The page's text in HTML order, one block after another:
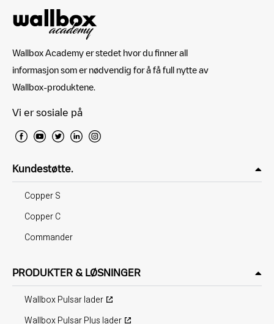
Wallbox Academy er stedet hvor du finner all
informasjon som er nødvendig for å få full nytte av
Wallbox-produktene.
Vi er sosiale på
Kundestøtte.
Copper S
Copper C
Commander
PRODUKTER & LØSNINGER
Wallbox Pulsar lader
Wallbox Pulsar Plus lader